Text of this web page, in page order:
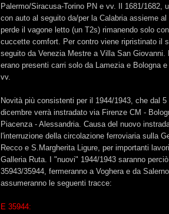
Palermo/Siracusa-Torino PN e vv. Il 1681/1682,
con auto al seguito da/per la Calabria assieme al
perde il vagone letto (un T2s) rimanendo solo
cuccette comfort. Per contro viene ripristinato il
seguito da Venezia Mestre a Villa San Giovanni.
erano presenti carri solo da Lamezia e Bologna
vv.
Novità più consistenti per il 1944/1943, che dal
dicembre verrà instradato via Firenze CM -
Piacenza - Alessandria. Causa del nuovo
l'interruzione della circolazione ferroviaria sulla
Recco e S.Margherita Ligure, per importanti
Galleria Ruta. I "nuovi" 1944/1943 saranno
35943/35944, fermeranno a Voghera e da
assumeranno le seguenti tracce:
E 35944: